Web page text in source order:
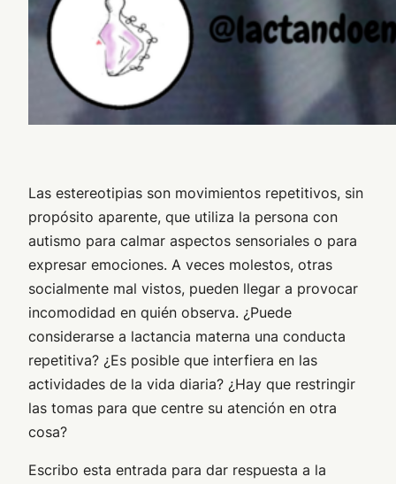
Las estereotipias son movimientos repetitivos, sin
propósito aparente, que utiliza la persona con
autismo para calmar aspectos sensoriales o para
expresar emociones. A veces molestos, otras
socialmente mal vistos, pueden llegar a provocar
incomodidad en quién observa. ¿Puede
considerarse a lactancia materna una conducta
repetitiva? ¿Es posible que interfiera en las
actividades de la vida diaria? ¿Hay que restringir
las tomas para que centre su atención en otra
cosa?
Escribo esta entrada para dar respuesta a la